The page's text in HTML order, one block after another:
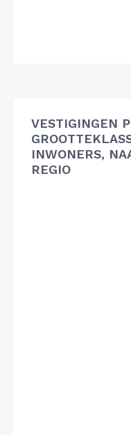
VESTIGINGEN
INWONERS,
REGIO